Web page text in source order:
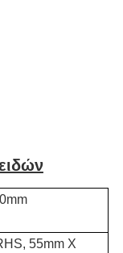
55mm X